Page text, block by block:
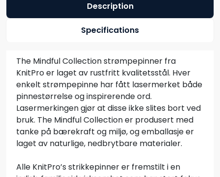
Description
Specifications
The Mindful Collection strømpepinner fra
KnitPro er laget av rustfritt kvalitetsstål. Hver
enkelt strømpepinne har fått lasermerket både
pinnestørrelse og inspirerende ord.
Lasermerkingen gjør at disse ikke slites bort ved
bruk. The Mindful Collection er produsert med
tanke på bærekraft og miljø, og emballasje er
laget av naturlige, nedbrytbare materialer.
Alle KnitPro’s strikkepinner er fremstilt i en